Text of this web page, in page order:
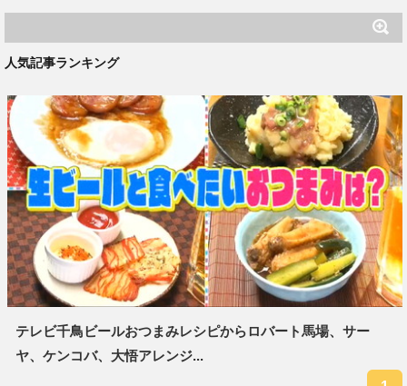
人気記事ランキング
テレビ千鳥ビールおつまみレシピからロバート馬場、サー
ヤ、ケンコバ、大悟アレンジ...